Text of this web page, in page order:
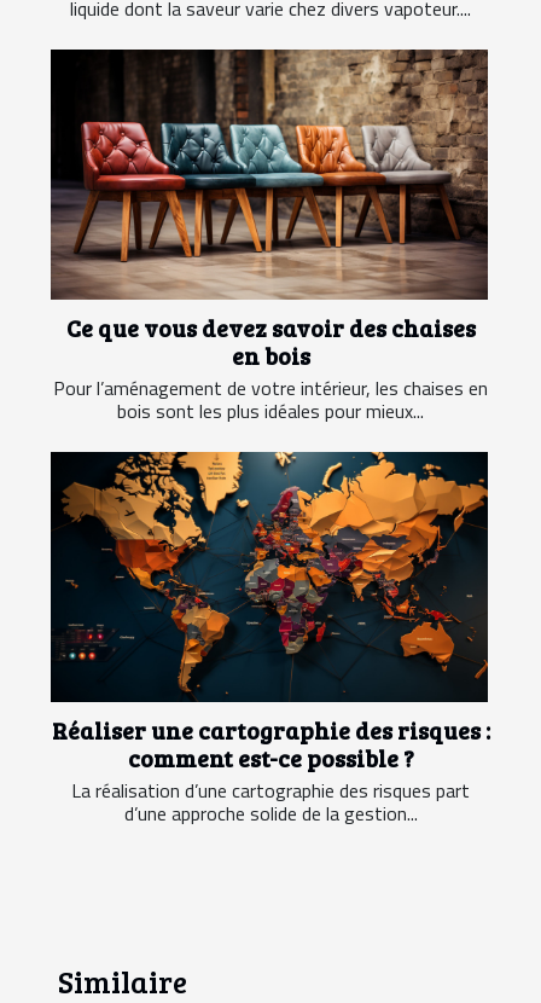
liquide dont la saveur varie chez divers vapoteur....
Ce que vous devez savoir des chaises
en bois
Pour l’aménagement de votre intérieur, les chaises en
bois sont les plus idéales pour mieux...
Réaliser une cartographie des risques :
comment est-ce possible ?
La réalisation d’une cartographie des risques part
d’une approche solide de la gestion...
Similaire